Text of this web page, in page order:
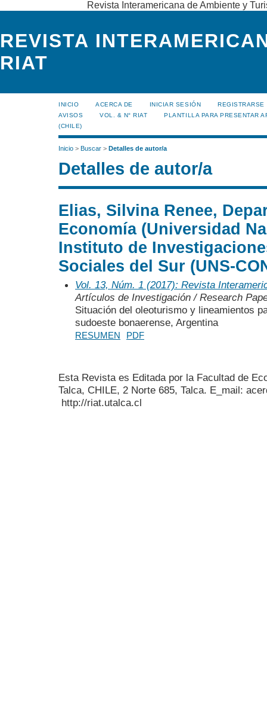
Revista Interamericana de Ambiente y
REVISTA
RIAT
INICIO ACERCA DE INICIAR SESIÓN
REGISTRARSE
AVISOS
VOL. & N° RIAT
PLANTILLA PARA PRESENTAR
(CHILE)
Inicio > Buscar > Detalles de autor/a
Detalles de autor/a
Elias, Silvina Renee,
Economía (Universidad
Instituto de
Sociales del Sur (UNS-
Vol. 13, Núm. 1 (2017): Revista
Artículos de Investigación / Research
Situación del oleoturismo y lineamientos
sudoeste bonaerense, Argentina
RESUMEN PDF
Esta Revista es Editada por la Facultad de
Talca, CHILE, 2 Norte 685, Talca. E_mail:
http://riat.utalca.cl